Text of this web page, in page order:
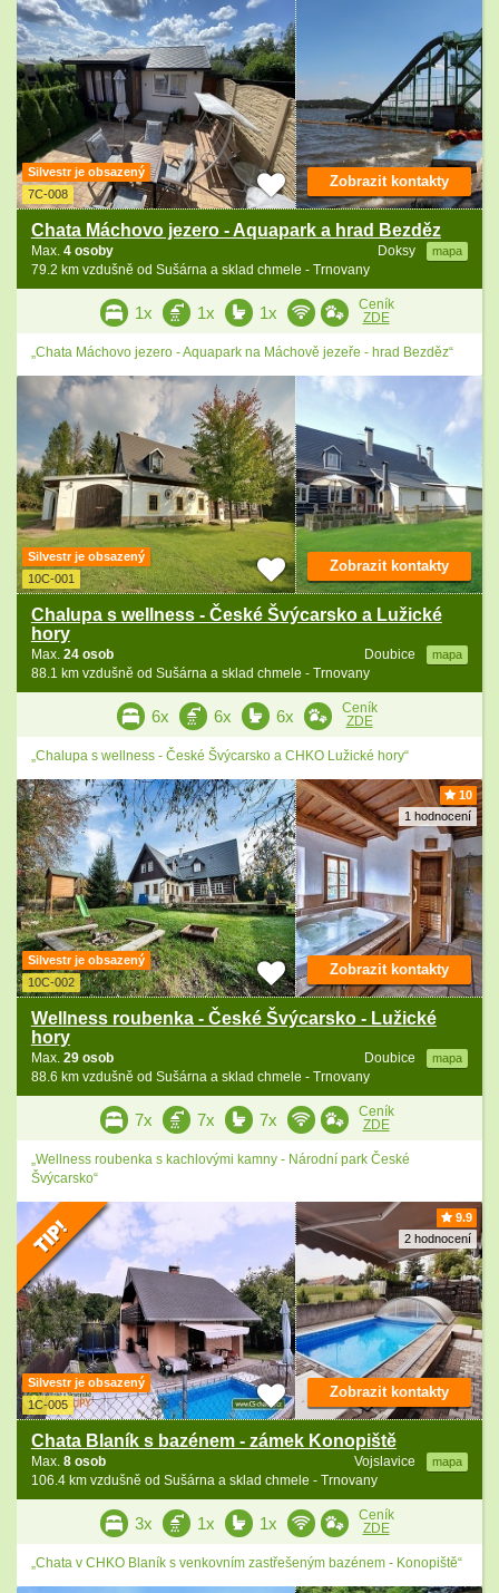
Silvestr je obsazený
7C-008
Chata Máchovo jezero - Aquapark a hrad Bezděz
Doksy mapa
Max. 4 osoby
79.2 km vzdušně od Sušárna a sklad chmele - Trnovany
Zobrazit kontakty
1x 1x 1x
Ceník
ZDE
„Chata Máchovo jezero - Aquapark na Máchově jezeře - hrad Bezděz“
Silvestr je obsazený
10C-001
Chalupa s wellness - České Švýcarsko a Lužické
hory
Doubice mapa
Max. 24 osob
88.1 km vzdušně od Sušárna a sklad chmele - Trnovany
Zobrazit kontakty
6x 6x 6x
Ceník
ZDE
„Chalupa s wellness - České Švýcarsko a CHKO Lužické hory“
10
1 hodnocení
Silvestr je obsazený
10C-002
Wellness roubenka - České Švýcarsko - Lužické
hory
Doubice mapa
Max. 29 osob
88.6 km vzdušně od Sušárna a sklad chmele - Trnovany
Zobrazit kontakty
7x 7x 7x
Ceník
ZDE
„Wellness roubenka s kachlovými kamny - Národní park České
Švýcarsko“
9.9
2 hodnocení
Silvestr je obsazený
1C-005
Chata Blaník s bazénem - zámek Konopiště
Vojslavice mapa
Max. 8 osob
106.4 km vzdušně od Sušárna a sklad chmele - Trnovany
Zobrazit kontakty
3x 1x 1x
Ceník
ZDE
„Chata v CHKO Blaník s venkovním zastřešeným bazénem - Konopiště“